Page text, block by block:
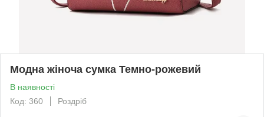
Модна жіноча сумка Темно-рожевий
В наявності
Код: 360
Роздріб